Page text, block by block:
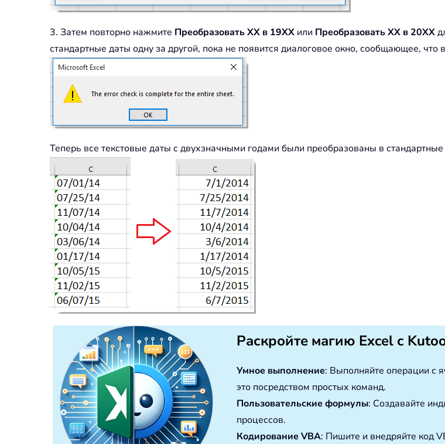
3. Затем повторно нажмите Преобразовать XX в 19XX или Преобразовать XX в 20XX
стандартные даты одну за другой, пока не появится диалоговое окно, сообщающее,
Теперь все текстовые даты с двухзначными годами были преобразованы в
Раскройте магию Excel с
Умное выполнение: Выполняйте операции с
это посредством простых команд.
Пользовательские формулы: Создавайте
процессов.
Кодирование VBA: Пишите и внедряйте код